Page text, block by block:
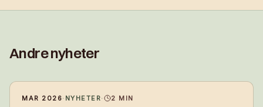
Andre nyheter
MAR 2026· NYHETER· 2 MIN